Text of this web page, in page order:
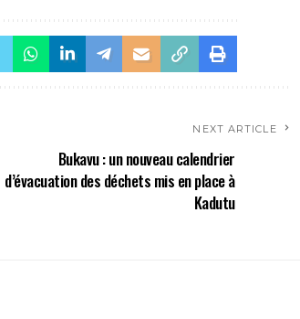
NEXT ARTICLE
Bukavu : un nouveau calendrier
d’évacuation des déchets mis en place à
Kadutu